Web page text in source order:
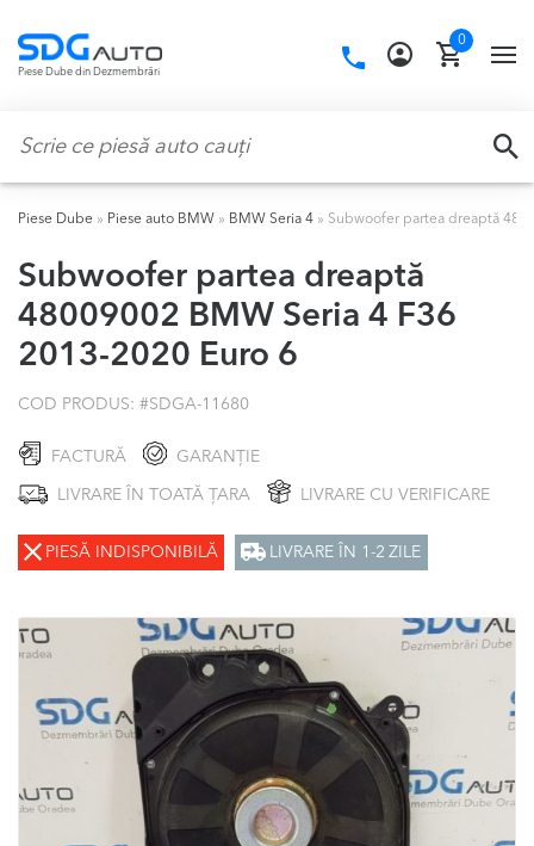
navigation
content
Piese Dube din Dezmembrări
Call
0
Piese Dube » Piese auto BMW » BMW Seria 4 » Subwoofer partea dreaptă
Subwoofer partea dreaptă
48009002 BMW Seria 4 F36
2013-2020 Euro 6
COD PRODUS: #SDGA-11680
FACTURĂ GARANȚIE
LIVRARE ÎN TOATĂ ȚARA LIVRARE CU VERIFICARE
PIESĂ INDISPONIBILĂ LIVRARE ÎN 1-2 ZILE